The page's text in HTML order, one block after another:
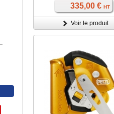
335,00 € HT
Voir le produit